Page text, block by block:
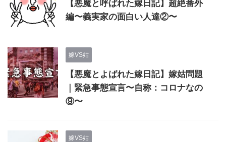
【悪魔と呼ばれた嫁日記】超絶番外
編〜義実家の面白い人達②〜
嫁VS姑
【悪魔とよばれた嫁日記】嫁姑問題
｜緊急事態宣言〜自称：コロナなの
⑨〜
嫁VS姑